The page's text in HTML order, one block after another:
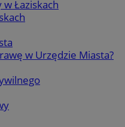
w Łaziskach
w Urzędzie Miasta?